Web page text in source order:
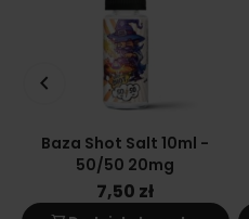
Baza Shot Salt 10ml -
50/50 20mg
7,50 zł
keyboard_arrow_left